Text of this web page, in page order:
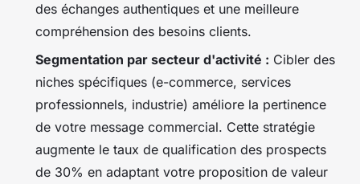
des échanges authentiques et une meilleure
compréhension des besoins clients.
Segmentation par secteur d'activité : Cibler des
niches spécifiques (e-commerce, services
professionnels, industrie) améliore la pertinence
de votre message commercial. Cette stratégie
augmente le taux de qualification des prospects
de 30% en adaptant votre proposition de valeur